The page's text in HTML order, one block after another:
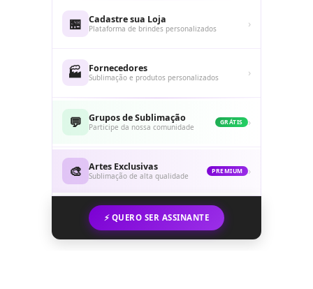
🏪 Cadastre sua Loja
Plataforma de brindes personalizados ›
🏭 Fornecedores
Sublimação e produtos personalizados ›
💬 Grupos de Sublimação
Participe da nossa comunidade
GRÁTIS ›
🎨 Artes Exclusivas
Sublimação de alta qualidade
PREMIUM ›
⚡ QUERO SER ASSINANTE